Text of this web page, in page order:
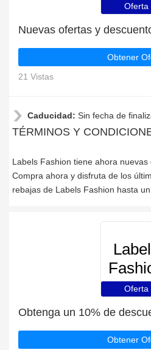
Oferta
Obtener
21 Vistas
Caducidad: Sin fecha de
TÉRMINOS Y
Labels Fashion tiene ahora nuevas
Compra ahora y disfruta de los
rebajas de Labels Fashion hasta
Oferta
Obtener